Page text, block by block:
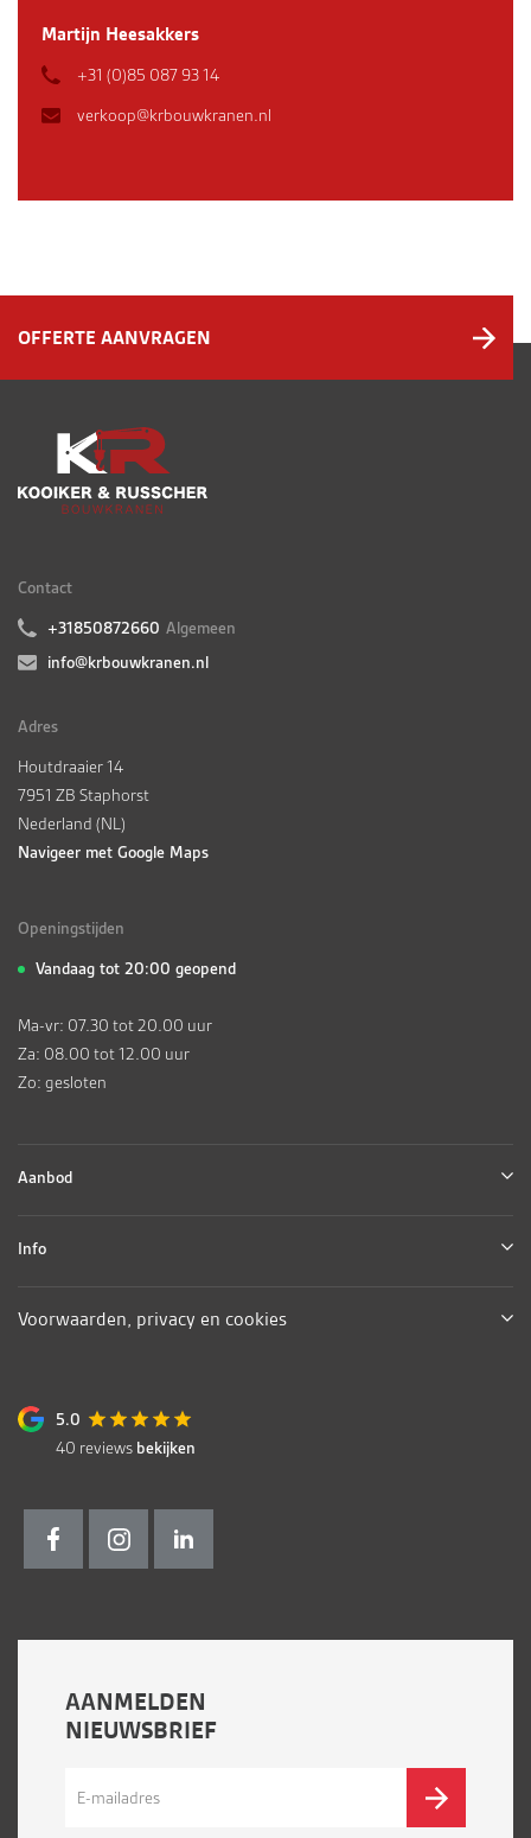
Martijn Heesakkers
+31 (0)85 087 93 14
verkoop@krbouwkranen.nl
OFFERTE AANVRAGEN
AANMELDEN
NIEUWSBRIEF
Contact
+31850872660 Algemeen
info@krbouwkranen.nl
Adres
Houtdraaier 14
7951 ZB Staphorst
Nederland (NL)
Navigeer met Google Maps
Openingstijden
Vandaag tot 20:00 geopend
Ma-vr: 07.30 tot 20.00 uur
Za: 08.00 tot 12.00 uur
Zo: gesloten
Aanbod
Info
5.0
40 reviews bekijken
Voorwaarden, privacy en cookies